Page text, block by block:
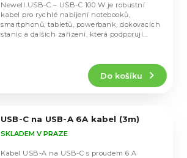
Do košíku
Newell USB-C – USB-C 100 W je robustní
kabel pro rychlé nabíjení notebooků,
smartphonů, tabletů, powerbank, dokovacích
stanic a dalších zařízení, která podporují...
USB-C na USB-A 6A kabel (3m)
SKLADEM V PRAZE
Kabel USB-A na USB-C s proudem 6 A